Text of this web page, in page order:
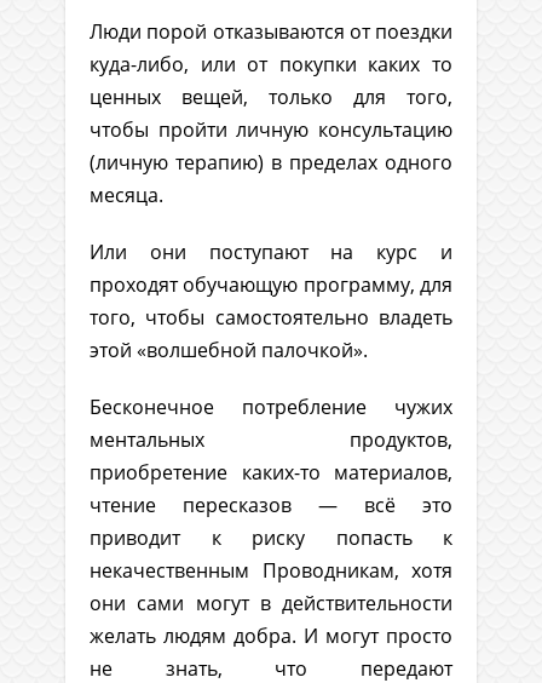
Люди порой отказываются от поездки
куда-либо, или от покупки каких то
ценных вещей, только для того,
чтобы пройти личную консультацию
(личную терапию) в пределах одного
месяца.
Или они поступают на курс и
проходят обучающую программу, для
того, чтобы самостоятельно владеть
этой «волшебной палочкой».
Бесконечное потребление чужих
ментальных продуктов,
приобретение каких-то материалов,
чтение пересказов — всё это
приводит к риску попасть к
некачественным Проводникам, хотя
они сами могут в действительности
желать людям добра. И могут просто
не знать, что передают